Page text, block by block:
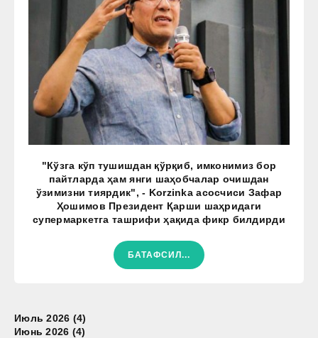
"Кўзга кўп тушишдан қўрқиб, имконимиз бор
пайтларда ҳам янги шаҳобчалар очишдан
ўзимизни тиярдик", - Korzinka асосчиси Зафар
Ҳошимов Президент Қарши шаҳридаги
супермаркетга ташрифи ҳақида фикр билдирди
БАТАФСИЛ...
Июль 2026 (4)
Июнь 2026 (4)